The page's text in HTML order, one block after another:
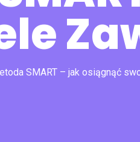
SMART – jak osiągnąć